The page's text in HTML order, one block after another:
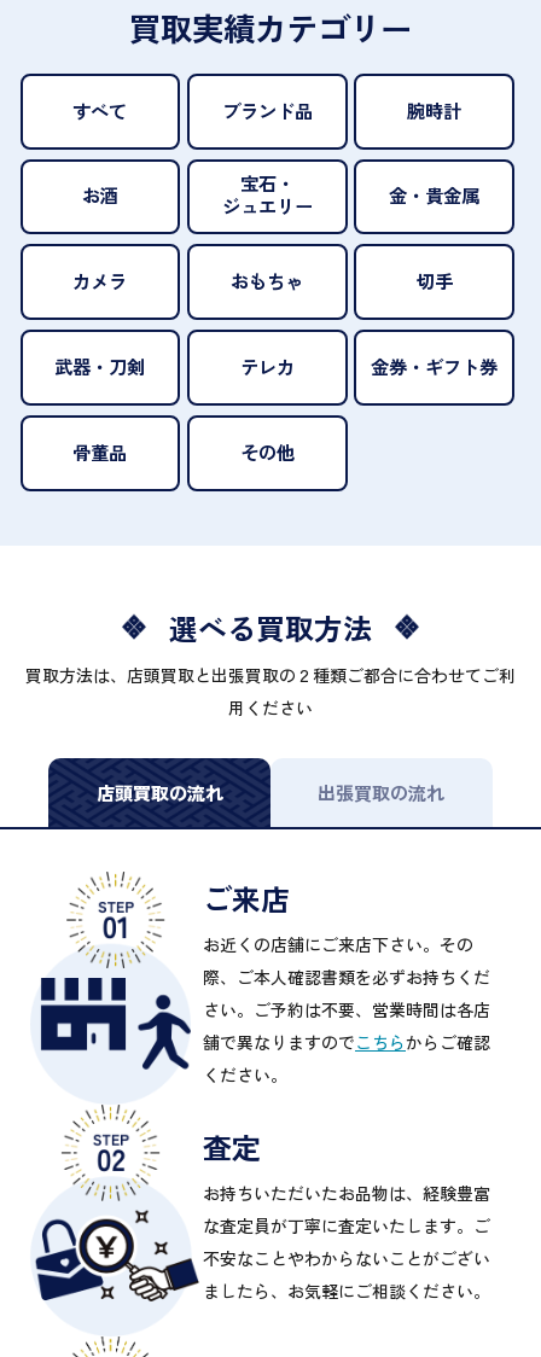
買取実績カテゴリー
すべて ブランド品 腕時計
お酒
宝石・
ジュエリー
金・貴金属
カメラ おもちゃ 切手
武器・刀剣 テレカ 金券・ギフト券
骨董品 その他
選べる買取方法
買取方法は、店頭買取と出張買取の２種類ご都合に合わせてご利
用ください
店頭買取の流れ 出張買取の流れ
ご来店
お近くの店舗にご来店下さい。その
際、ご本人確認書類を必ずお持ちくだ
さい。ご予約は不要、営業時間は各店
舗で異なりますのでこちらからご確認
ください。
査定
お持ちいただいたお品物は、経験豊富
な査定員が丁寧に査定いたします。ご
不安なことやわからないことがござい
ましたら、お気軽にご相談ください。